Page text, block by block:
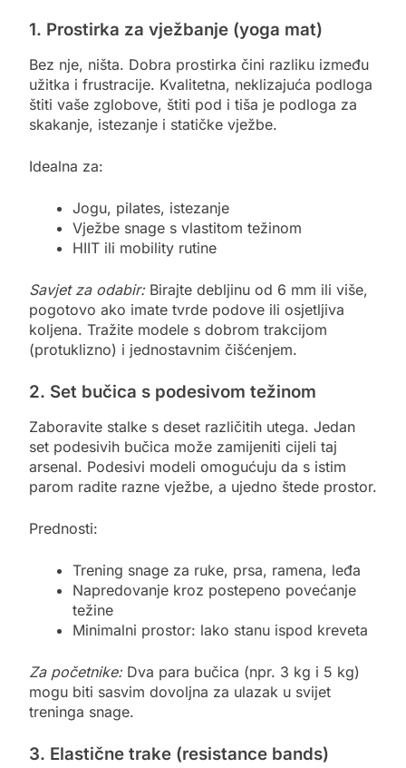
1. Prostirka za vježbanje (yoga mat)
Bez nje, ništa. Dobra prostirka čini razliku između
užitka i frustracije. Kvalitetna, neklizajuća podloga
štiti vaše zglobove, štiti pod i tiša je podloga za
skakanje, istezanje i statičke vježbe.
Idealna za:
Jogu, pilates, istezanje
Vježbe snage s vlastitom težinom
HIIT ili mobility rutine
Savjet za odabir:Birajte debljinu od 6 mm ili više,
pogotovo ako imate tvrde podove ili osjetljiva
koljena. Tražite modele s dobrom trakcijom
(protuklizno) i jednostavnim čišćenjem.
2. Set bučica s podesivom težinom
Zaboravite stalke s deset različitih utega. Jedan
set podesivih bučica može zamijeniti cijeli taj
arsenal. Podesivi modeli omogućuju da s istim
parom radite razne vježbe, a ujedno štede prostor.
Prednosti:
Trening snage za ruke, prsa, ramena, leđa
Napredovanje kroz postepeno povećanje
težine
Minimalni prostor: lako stanu ispod kreveta
Za početnike:Dva para bučica (npr. 3 kg i 5 kg)
mogu biti sasvim dovoljna za ulazak u svijet
treninga snage.
3. Elastične trake (resistance bands)